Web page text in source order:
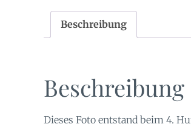
Beschreibung
Beschreibung
Dieses Foto entstand beim 4.